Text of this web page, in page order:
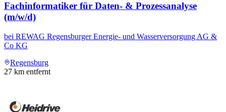
Fachinformatiker für Daten- & Prozessanalyse
(m/w/d)
bei REWAG Regensburger Energie- und Wasserversorgung AG &
Co KG
Regensburg
27 km entfernt